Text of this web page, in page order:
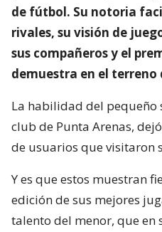
de fútbol. Su notoria
rivales, su visión de
sus compañeros y el
demuestra en el terreno
La habilidad del
club de Punta Arenas,
de usuarios que visitaron
Y es que estos muestran
edición de sus mejores
talento del menor, que en